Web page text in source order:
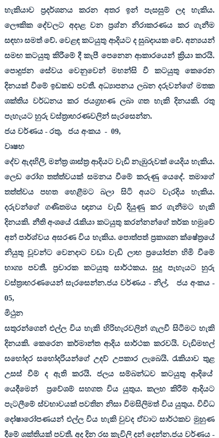
හැකියාව ප්‍රදර්ශනය කරන අතර ඉන් පැසසුම් ලද හැකිය.
ලෞකික දේවලට අදාළ වන ප්‍රශ්න නිරාකරණය කර ගැනීම
සඳහා සමත් වේ. වෙළඳ කටයුතු ආදියට ද සුබදායක වේ. අන්‍යයන්
සමඟ කටයුතු කිරීමේ දී කැපී පෙනෙන ආකාරයෙන් ක්‍රියා කරයි.
පොදුජන සේවය වෙනුවෙන් මහන්සි වී කටයුතු කෙරෙන
දිනයක් වීමේ ඉඩකඩ පවතී. අධ්‍යාපනය ලබන දරුවන්ගේ මතක
ශක්තිය වර්ධනය කර ජයග්‍රහණ ලබා ගත හැකි දිනයකි. රතු
පැහැයට හුරු වස්ත්‍රාභරණවලින් සැරසෙන්න.
ජය වර්ණය - රතු, ජය අංකය - 09,
වෘෂභ
දේව ඇදහිලි, මන්ත්‍ර ශාස්ත්‍ර ආදියට වැඩි නැඹුරුවක් යෙදිය හැකිය.
ලෙඩ රෝග තත්ත්වයක් සමනය වීමේ කරුණු යෙදේ. තමාගේ
තත්ත්වය පහත හෙළීමට බලා සිටි අයට වැරදිය හැකිය.
දරුවන්ගේ ගණිතමය ඥානය වැඩි දියුණු කර ගැනීමට හැකි
දිනයකි. නීති අංශයේ රැකියා කටයුතු කරන්නන්ගේ තර්ක හමුවේ
අන් පාර්ශ්වය අසරණ විය හැකිය. පොත්පත් ප්‍රකාශන ක්ෂේත්‍රයේ
නියුතු වූවන්ට වෙනදාට වඩා වැඩි ලාභ ප්‍රයෝජන හිමි වීමේ
භාග්‍ය පවතී. ප්‍රචාරක කටයුතු සාර්ථකය. සුදු පැහැයට හුරු
වස්ත්‍රාභරණයෙන් සැරසෙන්න.ජය වර්ණය - නිල්,
ජය අංකය -
05,
මිථුන
සතුරන්ගෙන් එල්ල විය හැකි හිරිහැරවලින් ගැලවී සිටීමට හැකි
දිනයකි. කෙරෙන කර්මාන්ත ආදිය සාර්ථක කරවයි. වැඩිමහල්
සහෝදර සහෝදරියන්ගේ උදව් උපකාර ලැබෙයි. රැකියාව තුළ
උසස් වීම් ද ඇති කරයි. ජලය සම්බන්ධව කටයුතු ආදියේ
යෙදීමෙන්
ප්‍රවේශම් සහගත විය යුතුය. කලහ කිරීම් ආදියට
පැටලීමේ ස්වභාවයක් පවතින නිසා විමසිලිමත් විය යුතුය. විවිධ
දෝෂාරෝපණයන් එල්ල විය හැකි වුවද ඒවාට සාර්ථකව මුහුණ
දීමේ ශක්තියක් පවතී. අද දින රස කැවිලි දන් දෙන්න.ජය වර්ණය -